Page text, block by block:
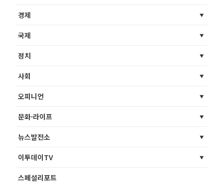
경제
국제
정치
사회
오피니언
문화·라이프
뉴스발전소
이투데이TV
스페셜리포트